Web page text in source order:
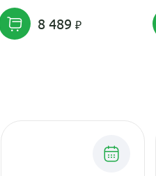
8 489